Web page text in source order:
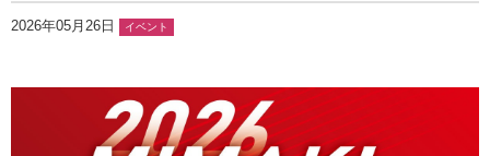
2026年05月26日 イベント